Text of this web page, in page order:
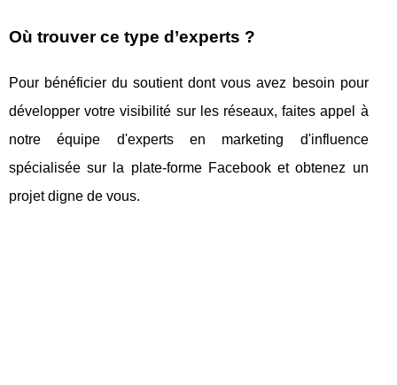
Où trouver ce type d’experts ?
Pour bénéficier du soutient dont vous avez besoin pour
développer votre visibilité sur les réseaux, faites appel à
notre équipe d'experts en marketing d'influence
spécialisée sur la plate-forme Facebook et obtenez un
projet digne de vous.